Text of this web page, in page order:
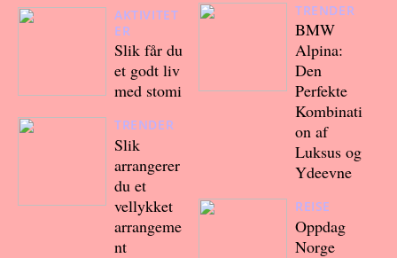
AKTIVITET
ER
Slik får du
et godt liv
med stomi
TRENDER
Slik
arrangerer
du et
vellykket
arrangeme
nt
TRENDER
BMW
Alpina:
Den
Perfekte
Kombinati
on af
Luksus og
Ydeevne
REISE
Oppdag
Norge